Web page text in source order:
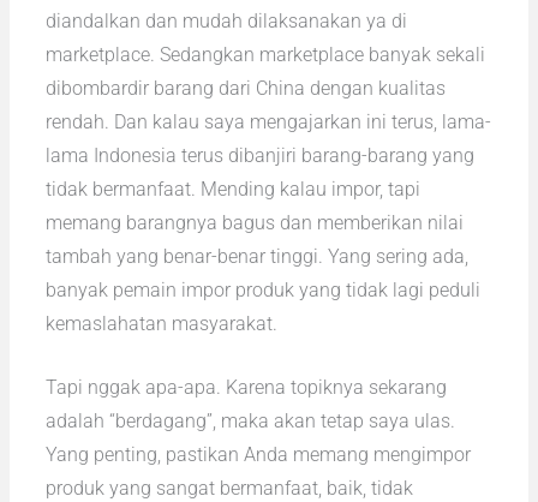
diandalkan dan mudah dilaksanakan ya di
marketplace. Sedangkan marketplace banyak sekali
dibombardir barang dari China dengan kualitas
rendah. Dan kalau saya mengajarkan ini terus, lama-
lama Indonesia terus dibanjiri barang-barang yang
tidak bermanfaat. Mending kalau impor, tapi
memang barangnya bagus dan memberikan nilai
tambah yang benar-benar tinggi. Yang sering ada,
banyak pemain impor produk yang tidak lagi peduli
kemaslahatan masyarakat.
Tapi nggak apa-apa. Karena topiknya sekarang
adalah “berdagang”, maka akan tetap saya ulas.
Yang penting, pastikan Anda memang mengimpor
produk yang sangat bermanfaat, baik, tidak